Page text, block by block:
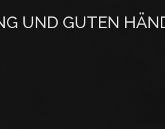
UND GUTEN